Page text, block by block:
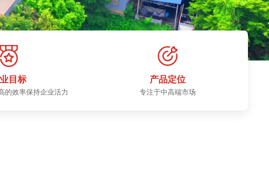
目标
的效率保持企业活力
产品定位
专注于中高端市场